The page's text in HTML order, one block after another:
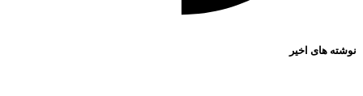
نوشته های اخیر